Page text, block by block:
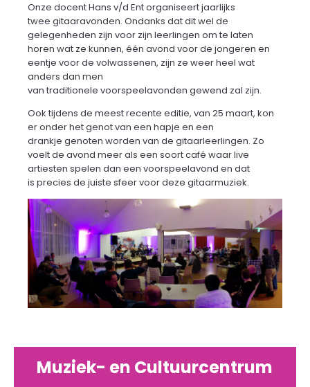
Onze docent Hans v/d Ent organiseert jaarlijks
twee gitaaravonden. Ondanks dat dit wel de
gelegenheden zijn voor zijn leerlingen om te laten
horen wat ze kunnen, één avond voor de jongeren en
eentje voor de volwassenen, zijn ze weer heel wat
anders dan men
van traditionele voorspeelavonden gewend zal zijn.
Ook tijdens de meest recente editie, van 25 maart, kon
er onder het genot van een hapje en een
drankje genoten worden van de gitaarleerlingen. Zo
voelt de avond meer als een soort café waar live
artiesten spelen dan een voorspeelavond en dat
is precies de juiste sfeer voor deze gitaarmuziek.
Muziek- en Cultuurcentrum